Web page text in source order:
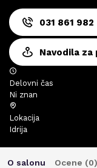
031 861 982
Navodila za
Delovni čas
Ni znan
Lokacija
Idrija
O salonu Ocene (0)